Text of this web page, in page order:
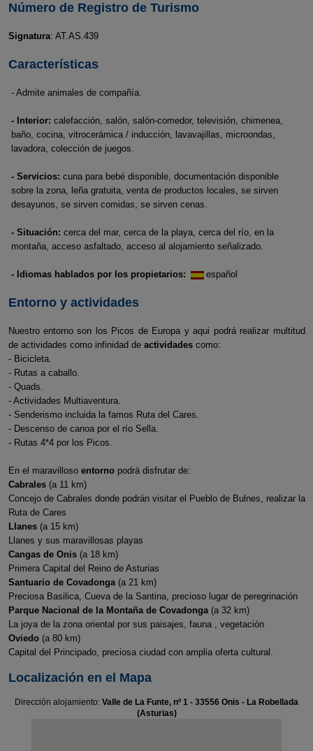
Número de Registro de Turismo
Signatura: AT.AS.439
Características
- Admite animales de compañía.
- Interior: calefacción, salón, salón-comedor, televisión, chimenea,
baño, cocina, vitrocerámica / inducción, lavavajillas, microondas,
lavadora, colección de juegos.
- Servicios: cuna para bebé disponible, documentación disponible
sobre la zona, leña gratuita, venta de productos locales, se sirven
desayunos, se sirven comidas, se sirven cenas.
- Situación: cerca del mar, cerca de la playa, cerca del río, en la
montaña, acceso asfaltado, acceso al alojamiento señalizado.
- Idiomas hablados por los propietarios: español
Entorno y actividades
Nuestro entorno son los Picos de Europa y aqui podrá realizar multitud
de actividades como infinidad de actividadescomo:
- Bicicleta.
- Rutas a caballo.
- Quads.
- Actividades Multiaventura.
- Senderismo incluida la famos Ruta del Cares.
- Descenso de canoa por el río Sella.
- Rutas 4*4 por los Picos.
En el maravilloso entornopodrá disfrutar de:
Cabrales (a 11 km)
Concejo de Cabrales donde podrán visitar el Pueblo de Bulnes, realizar la
Ruta de Cares
Llanes (a 15 km)
Llanes y sus maravillosas playas
Cangas de Onis (a 18 km)
Primera Capital del Reino de Asturias
Santuario de Covadonga (a 21 km)
Preciosa Basilica, Cueva de la Santina, precioso lugar de peregrinación
Parque Nacional de la Montaña de Covadonga (a 32 km)
La joya de la zona oriental por sus paisajes, fauna , vegetación
Oviedo (a 80 km)
Capital del Principado, preciosa ciudad con amplia oferta cultural.
Localización en el Mapa
Dirección alojamiento: Valle de La Funte, nº 1 - 33556 Onis - La Robellada
(Asturias)